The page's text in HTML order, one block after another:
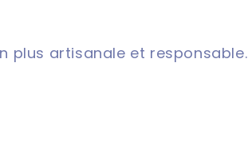
plus artisanale et responsable.